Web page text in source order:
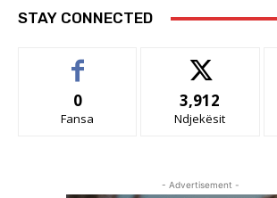
STAY CONNECTED
0
Fansa
3,912
Ndjekësit
- Advertisement -